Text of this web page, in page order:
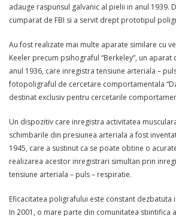
adauge raspunsul galvanic al pielii in anul 1939.
cumparat de FBI si a servit drept prototipul
Au fost realizate mai multe aparate similare cu
Keeler precum psihograful “Berkeley”, un aparat
anul 1936, care inregistra tensiune arteriala –
fotopoligraful de cercetare comportamentala
destinat exclusiv pentru cercetarile
Un dispozitiv care inregistra activitatea
schimbarile din presiunea arteriala a fost inventat
1945, care a sustinut ca se poate obtine o
realizarea acestor inregistrari simultan prin
tensiune arteriala – puls – respiratie.
Eficacitatea poligrafului este constant dezbatuta
In 2001, o mare parte din comunitatea stiintifica